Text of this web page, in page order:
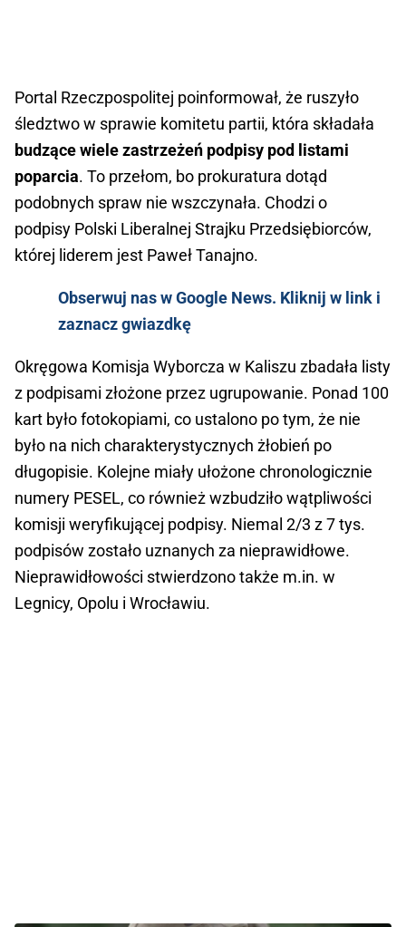
Portal Rzeczpospolitej poinformował, że ruszyło
śledztwo w sprawie komitetu partii, która składała
budzące wiele zastrzeżeń podpisy pod listami
poparcia. To przełom, bo prokuratura dotąd
podobnych spraw nie wszczynała. Chodzi o
podpisy Polski Liberalnej Strajku Przedsiębiorców,
której liderem jest Paweł Tanajno.
Obserwuj nas w Google News. Kliknij w link i
zaznacz gwiazdkę
Okręgowa Komisja Wyborcza w Kaliszu zbadała listy
z podpisami złożone przez ugrupowanie. Ponad 100
kart było fotokopiami, co ustalono po tym, że nie
było na nich charakterystycznych żłobień po
długopisie. Kolejne miały ułożone chronologicznie
numery PESEL, co również wzbudziło wątpliwości
komisji weryfikującej podpisy. Niemal 2/3 z 7 tys.
podpisów zostało uznanych za nieprawidłowe.
Nieprawidłowości stwierdzono także m.in. w
Legnicy, Opolu i Wrocławiu.